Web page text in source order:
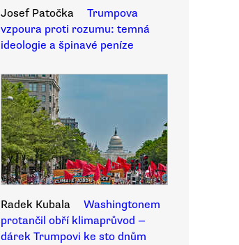
Josef Patočka
Trumpova
vzpoura proti rozumu: temná
ideologie a špinavé peníze
Radek Kubala
Washingtonem
protančil obří klimaprůvod —
dárek Trumpovi ke sto dnům